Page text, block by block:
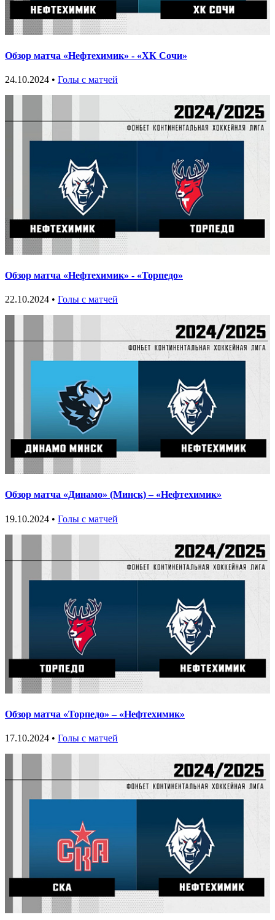
Обзор матча «Нефтехимик» - «ХК Сочи»
24.10.2024 • Голы с матчей
Обзор матча «Нефтехимик» - «Торпедо»
22.10.2024 • Голы с матчей
Обзор матча «Динамо» (Минск) – «Нефтехимик»
19.10.2024 • Голы с матчей
Обзор матча «Торпедо» – «Нефтехимик»
17.10.2024 • Голы с матчей